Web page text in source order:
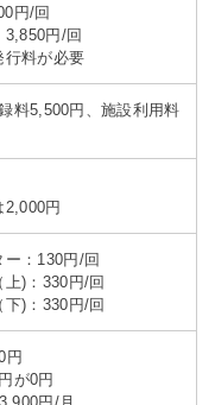
円/回
3,850円/回
料が必要
料5,500円、施設利用料
円
ー：130円/回
上)：330円/回
下)：330円/回
円
が0円